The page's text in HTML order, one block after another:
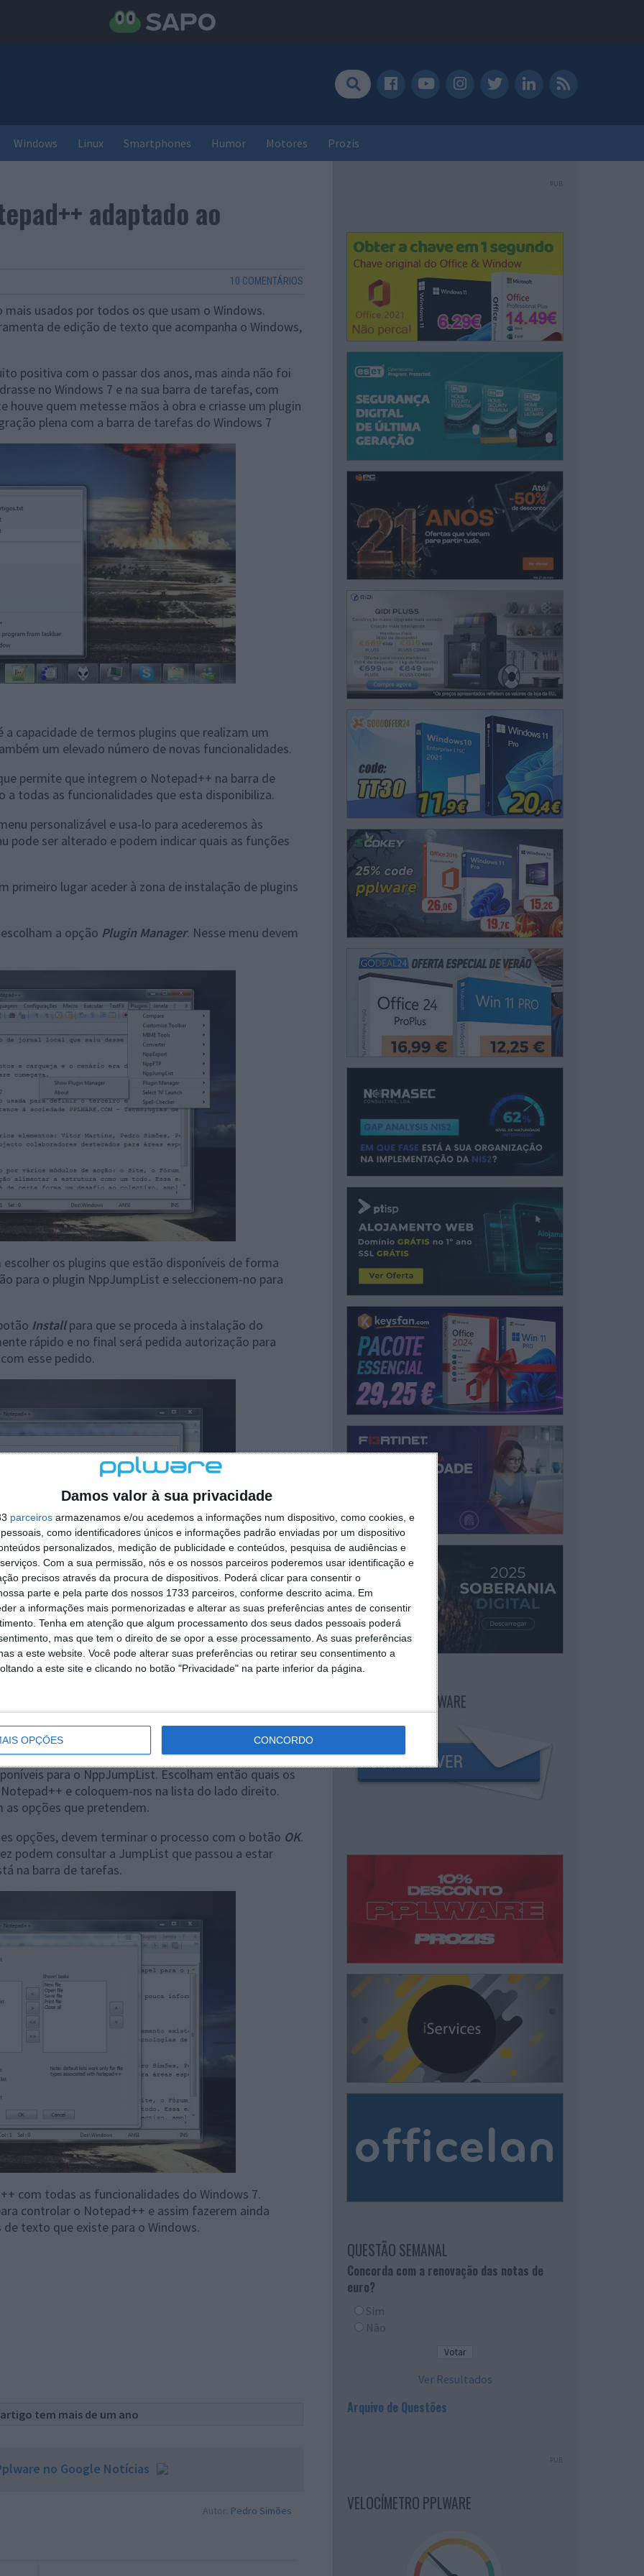
Damos valor à sua privacidade
parceiros armazenamos e/ou acedemos a informações num dispositivo, como cookies, e
como identificadores únicos e informações padrão enviadas por um dispositivo
personalizados, medição de publicidade e conteúdos, pesquisa de audiências e
Com a sua permissão, nós e os nossos parceiros poderemos usar identificação e
precisos através da procura de dispositivos. Poderá clicar para consentir o
parte e pela parte dos nossos 1733 parceiros, conforme descrito acima. Em
a informações mais pormenorizadas e alterar as suas preferências antes de consentir
Tenha em atenção que algum processamento dos seus dados pessoais poderá
mas que tem o direito de se opor a esse processamento. As suas preferências
a este website. Você pode alterar suas preferências ou retirar seu consentimento a
a este site e clicando no botão "Privacidade" na parte inferior da página.
OPÇÕES CONCORDO
Windows Linux Smartphones Humor Motores Prozis
adaptado ao
10 COMENTÁRIOS
usados por todos os que usam o Windows.
de edição de texto que acompanha o Windows,
positiva com o passar dos anos, mas ainda não foi
no Windows 7 e na sua barra de tarefas, com
houve quem metesse mãos à obra e criasse um plugin
plena com a barra de tarefas do Windows 7
capacidade de termos plugins que realizam um
um elevado número de novas funcionalidades.
permite que integrem o Notepad++ na barra de
a todas as funcionalidades que esta disponibiliza.
personalizável e usa-lo para acederemos às
pode ser alterado e podem indicar quais as funções
primeiro lugar aceder à zona de instalação de plugins
a opção Plugin Manager. Nesse menu devem
os plugins que estão disponíveis de forma
para o plugin NppJumpList e seleccionem-no para
Installpara que se proceda à instalação do
rápido e no final será pedida autorização para
esse pedido.
de o configurarem para que mostre apenas as
7.
Pluginse desta vez devem escolher a opção
a opção
para o NppJumpList. Escolham então quais os
e coloquem-nos na lista do lado direito.
as opções que pretendem.
opções, devem terminar o processo com o botão OK.
podem consultar a JumpList que passou a estar
na barra de tarefas.
com todas as funcionalidades do Windows 7.
controlar o Notepad++ e assim fazerem ainda
texto que existe para o Windows.
tem mais de um ano
no Google Notícias
Autor: Pedro Simões
PUB
NEWSLETTER PPLWARE
QUESTÃO SEMANAL
Concorda com a renovação das notas de
euro?
Sim
Não
Ver Resultados
Arquivo de Questões
PUB
VELOCÍMETRO PPLWARE